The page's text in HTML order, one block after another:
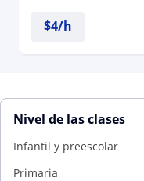
$4/h
Nivel de las clases
Infantil y preescolar
Primaria